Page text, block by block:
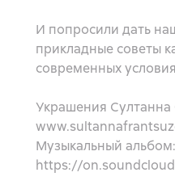
И попросили дать
прикладные советы
современных
Украшения
Музыкальный альбом:
https://